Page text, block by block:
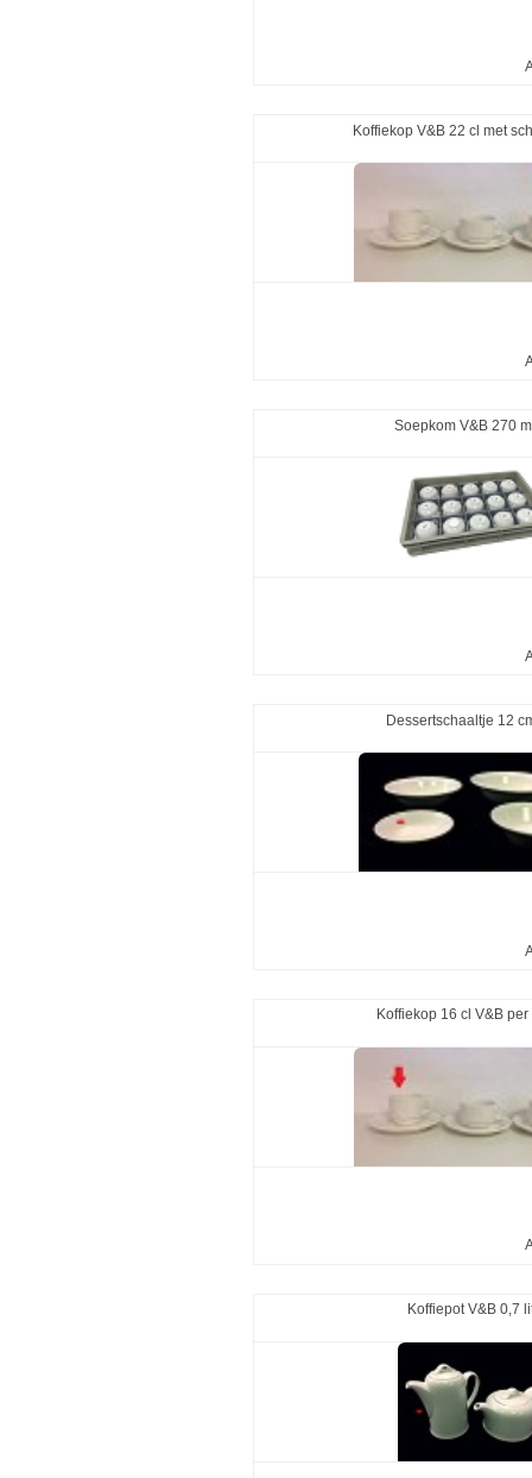
Koffiekop V&B 22 cl met
Soepkom V&B 270
Dessertschaaltje 12
Koffiekop 16 cl V&B per
Koffiepot V&B 0,7